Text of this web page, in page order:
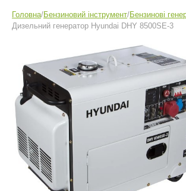
Головна/Бензиновий інструмент/Бензинові
Дизельний генератор Hyundai DHY 8500SE-3